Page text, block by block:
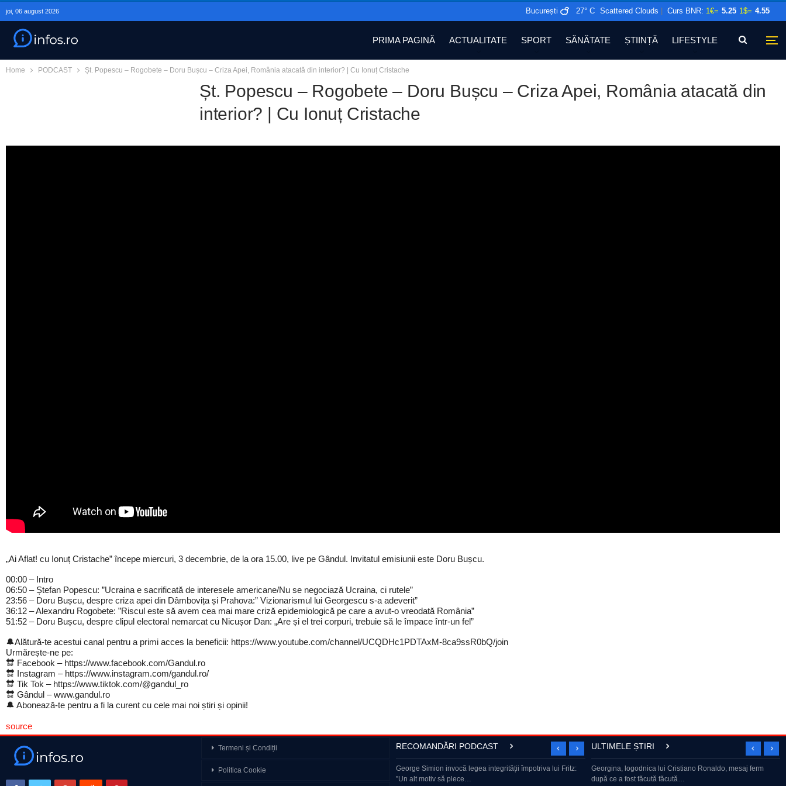
joi, 06 august 2026 București 27° C Scattered Clouds |Curs BNR: 1€= 5.25 1$= 4.55
PRIMA PAGINĂ ACTUALITATE SPORT SĂNĂTATE ȘTIINȚĂ LIFESTYLE
Home PODCAST Șt. Popescu – Rogobete – Doru Bușcu – Criza Apei, România atacată din interior? | Cu Ionuț Cristache
Șt. Popescu – Rogobete – Doru Bușcu – Criza Apei, România atacată din
interior? | Cu Ionuț Cristache
„Ai Aflat! cu Ionuț Cristache” începe miercuri, 3 decembrie, de la ora 15.00, live pe Gândul. Invitatul emisiunii este Doru Bușcu.
00:00 – Intro
06:50 – Ștefan Popescu: ”Ucraina e sacrificată de interesele americane/Nu se negociază Ucraina, ci rutele”
23:56 – Doru Bușcu, despre criza apei din Dâmbovița și Prahova:” Vizionarismul lui Georgescu s-a adeverit”
36:12 – Alexandru Rogobete: ”Riscul este să avem cea mai mare criză epidemiologică pe care a avut-o vreodată România”
51:52 – Doru Bușcu, despre clipul electoral nemarcat cu Nicușor Dan: „Are și el trei corpuri, trebuie să le împace într-un fel”
🔔Alătură-te acestui canal pentru a primi acces la beneficii: https://www.youtube.com/channel/UCQDHc1PDTAxM-8ca9ssR0bQ/join
Urmărește-ne pe:
🔛 Facebook – https://www.facebook.com/Gandul.ro
🔛 Instagram – https://www.instagram.com/gandul.ro/
🔛 Tik Tok – https://www.tiktok.com/@gandul_ro
🔛 Gândul – www.gandul.ro
🔔 Abonează-te pentru a fi la curent cu cele mai noi știri și opinii!
source
Termeni și Condiții
Politica Cookie
RECOMANDĂRI PODCAST
Leaders Special Otilia Nuțu. De ce nu avem curent electric.
George Simion invocă legea integrității împotriva lui Fritz:
”Un alt motiv să plece…
Marius Tucă Show – Invitat: Dan Dungaciu: “Singura
a României e…
ULTIMELE ȘTIRI
Furtuna a făcut ravagii în Hunedoara: Acoperiș smuls și
copaci puși la pământ
Georgina, logodnica lui Cristiano Ronaldo, mesaj ferm
după ce a fost făcută făcută…